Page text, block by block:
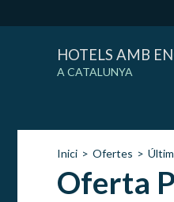
HOTELS AMB
A CATALUNYA
Inici Ofertes
Oferta